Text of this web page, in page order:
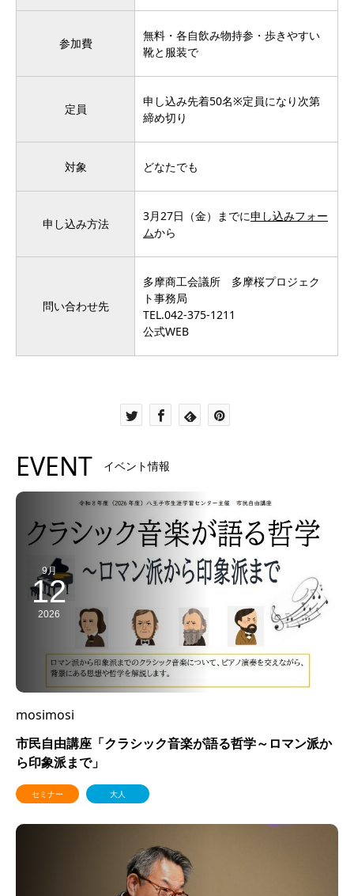
参加費
無料・各自飲み物持参・歩きやすい
靴と服装で
定員
申し込み先着50名※定員になり次第
締め切り
対象 どなたでも
申し込み方法
3月27日（金）までに申し込みフォー
ムから
問い合わせ先
多摩商工会議所 多摩桜プロジェク
ト事務局
TEL.042-375-1211
公式WEB
EVENT イベント情報
9月
12
2026
mosimosi
市民自由講座「クラシック音楽が語る哲学～ロマン派か
ら印象派まで」
セミナー 大人